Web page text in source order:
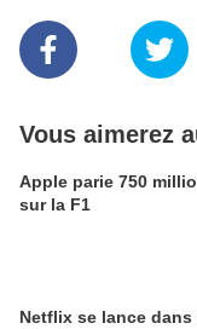
Vous aimerez
Apple parie 750
sur la F1
Netflix se lance